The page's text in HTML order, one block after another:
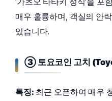
매우 훌륭하며, 객실의 안
있습니다.
③ 토요코인 고치
특징: 최근 오픈하여 매우